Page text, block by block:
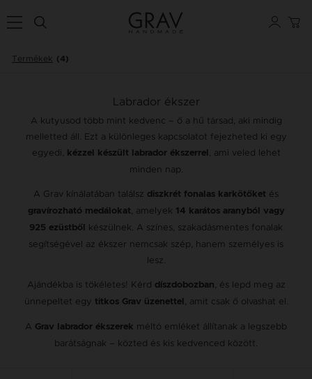
Termékek (4)
Labrador ékszer
A kutyusod több mint kedvenc – ő a hű társad, aki mindig
melletted áll. Ezt a különleges kapcsolatot fejezheted ki egy
egyedi,
kézzel készült labrador ékszerrel , ami veled lehet
minden nap.
A Grav kínálatában találsz diszkrét fonalas karkötőket és
gravírozható medálokat, amelyek 14 karátos aranyból vagy
925 ezüstből
készülnek. A színes, szakadásmentes fonalak
segítségével az ékszer nemcsak szép, hanem személyes is
lesz.
Ajándékba is tökéletes! Kérd díszdobozban, és lepd meg az
ünnepeltet egy titkos Grav üzenettel , amit csak ő olvashat el.
A Grav labrador ékszerek méltó emléket állítanak a legszebb
barátságnak – közted és kis kedvenced között.